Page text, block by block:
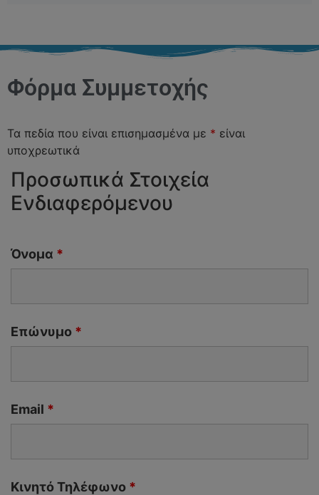
Φόρμα Συμμετοχής
Τα πεδία που είναι επισημασμένα με * είναι
υποχρεωτικά
Προσωπικά Στοιχεία
Ενδιαφερόμενου
Όνομα *
Επώνυμο *
Email *
Κινητό Τηλέφωνο *